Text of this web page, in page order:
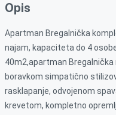
Opis
Apartman Bregalnička
najam, kapaciteta do 4
40m2,apartman
boravkom simpatično
rasklapanje, odvojenom
krevetom, kompletno